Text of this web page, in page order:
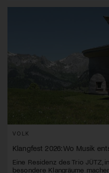
VOLK
Klangfest 2026: Wo Musik
Eine Residenz des Trio JÜTZ,
besondere Klangräume